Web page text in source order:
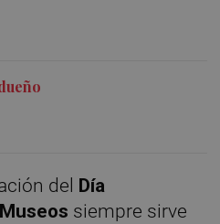
del Día
siempre sirve